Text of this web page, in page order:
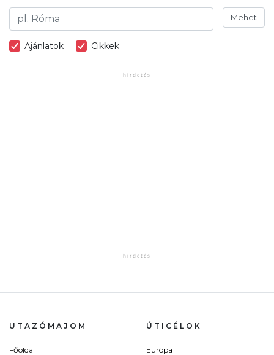
Mehet
Ajánlatok Cikkek
UTAZÓMAJOM
Főoldal
ÚTICÉLOK
Európa